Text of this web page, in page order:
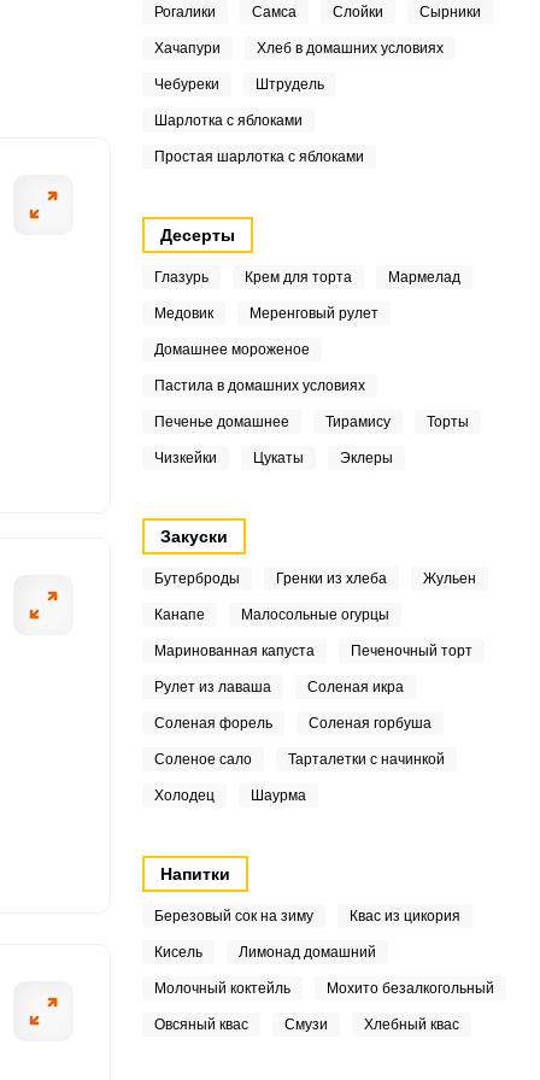
Рогалики Самса Слойки Сырники
Хачапури Хлеб в домашних условиях
Чебуреки Штрудель
Шарлотка с яблоками
Простая шарлотка с яблоками
Десерты
Глазурь Крем для торта Мармелад
Медовик Меренговый рулет
Домашнее мороженое
Пастила в домашних условиях
Печенье домашнее Тирамису Торты
Чизкейки Цукаты Эклеры
Закуски
Бутерброды Гренки из хлеба Жульен
Канапе Малосольные огурцы
Маринованная капуста Печеночный торт
Рулет из лаваша Соленая икра
Соленая форель Соленая горбуша
Соленое сало Тарталетки с начинкой
Холодец Шаурма
Напитки
Березовый сок на зиму Квас из цикория
Кисель Лимонад домашний
Молочный коктейль Мохито безалкогольный
Овсяный квас Смузи Хлебный квас
ножом почистите от
ШАГ
2 ИЗ 11